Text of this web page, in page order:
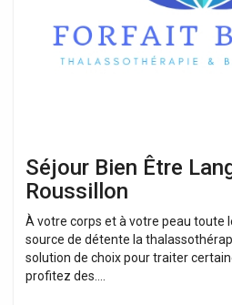
Séjour Bien Être
Roussillon
À votre corps et à votre peau toute
source de détente la
solution de choix pour traiter
profitez des….